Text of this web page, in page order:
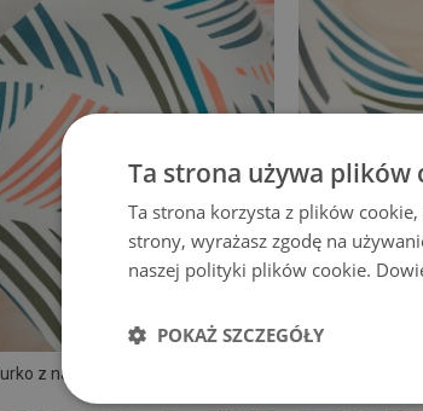
z nadrukiem
Ta strona używa plików
Ta strona korzysta z plików
strony, wyrażasz zgodę na
naszej polityki plików cookie.
POKAŻ SZCZEGÓŁY